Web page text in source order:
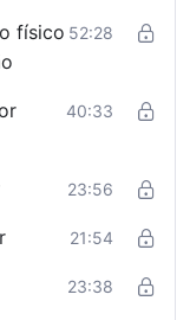
físico 52:28
40:33
23:56
21:54
23:38